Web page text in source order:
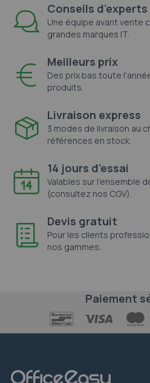
Conseils d'experts
Une équipe avant vente
grandes marques IT.
Meilleurs prix
Des prix bas toute
produits.
Livraison express
3 modes de livraison au
références en stock.
14 jours d'essai
Valables sur l'ensemble
(consultez nos CGV).
Devis gratuit
Pour les clients
nos gammes.
Paiement